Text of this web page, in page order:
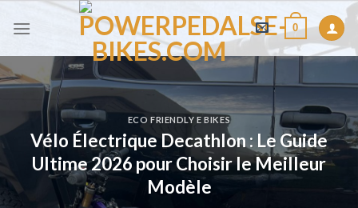
0
ECO FRIENDLY E BIKES
Vélo Électrique Decathlon : Le Guide
Ultime 2026 pour Choisir le Meilleur
Modèle